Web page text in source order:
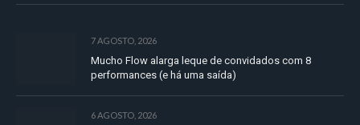
7 AGOSTO, 2026
Mucho Flow alarga leque de convidados com 8
performances (e há uma saída)
6 AGOSTO, 2026